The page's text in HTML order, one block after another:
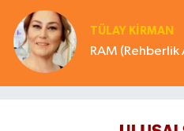
TÜLAY KİRMAN